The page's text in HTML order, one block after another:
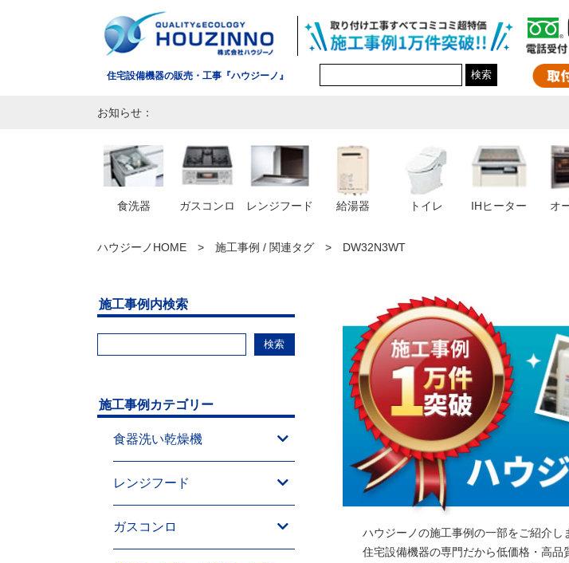
住宅設備機器の販売・工事『ハウジーノ』 検索
お知らせ：
食洗器 ガスコンロ レンジフード 給湯器 トイレ IHヒーター オ
ハウジーノHOME 施工事例 / 関連タグ DW32N3WT
ハウジーノの施工事例の一部をご紹介し
住宅設備機器の専門だから低価格・高品
施工事例内検索
検索
施工事例カテゴリー
食器洗い乾燥機
レンジフード
ガスコンロ